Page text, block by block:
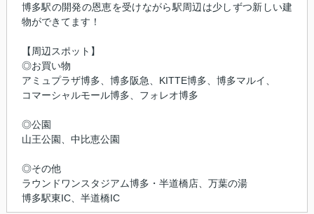
博多駅の開発の恩恵を受けながら駅周辺は少しずつ新しい建
物ができてます！
【周辺スポット】
◎お買い物
アミュプラザ博多、博多阪急、KITTE博多、博多マルイ、
コマーシャルモール博多、フォレオ博多
◎公園
山王公園、中比恵公園
◎その他
ラウンドワンスタジアム博多・半道橋店、万葉の湯
博多駅東IC、半道橋IC